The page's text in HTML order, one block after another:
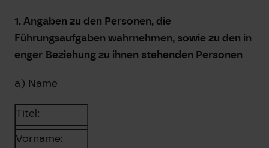
1. Angaben zu den Personen, die
Führungsaufgaben wahrnehmen, sowie zu den in
enger Beziehung zu ihnen stehenden Personen
a) Name
Titel:
Vorname: